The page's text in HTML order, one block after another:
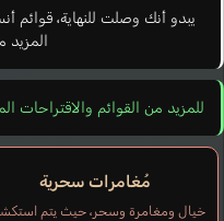
يبدو أنك وصلت للنهاية، قوائم
المزيد
للمزيد من القوائم والاقتراحات
مُغامرات سحرية
خيال ومغامرة وسحر، حيث يتم